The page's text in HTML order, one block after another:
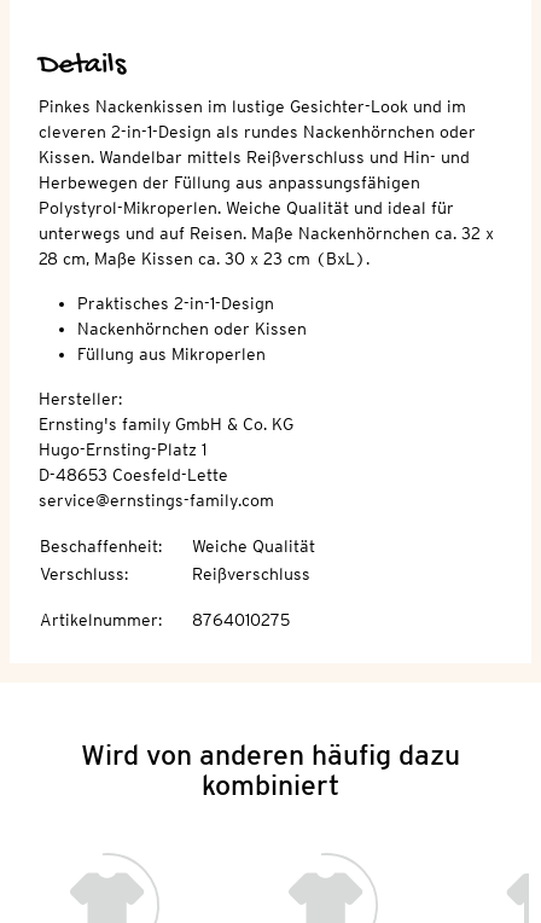
Details
Pinkes Nackenkissen im lustige Gesichter-Look und im
cleveren 2-in-1-Design als rundes Nackenhörnchen oder
Kissen. Wandelbar mittels Reißverschluss und Hin- und
Herbewegen der Füllung aus anpassungsfähigen
Polystyrol-Mikroperlen. Weiche Qualität und ideal für
unterwegs und auf Reisen. Maße Nackenhörnchen ca. 32 x
28 cm, Maße Kissen ca. 30 x 23 cm (BxL).
Praktisches 2-in-1-Design
Nackenhörnchen oder Kissen
Füllung aus Mikroperlen
Hersteller:
Ernsting's family GmbH & Co. KG
Hugo-Ernsting-Platz 1
D-48653 Coesfeld-Lette
service@ernstings-family.com
Beschaffenheit:
Weiche Qualität
Verschluss: Reißverschluss
Artikelnummer: 8764010275
Wird von anderen häufig dazu
kombiniert